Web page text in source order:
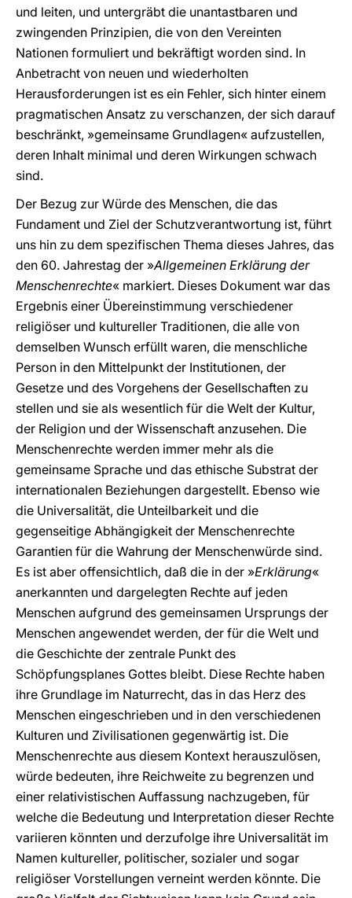
und leiten, und untergräbt die unantastbaren und
zwingenden Prinzipien, die von den Vereinten
Nationen formuliert und bekräftigt worden sind. In
Anbetracht von neuen und wiederholten
Herausforderungen ist es ein Fehler, sich hinter einem
pragmatischen Ansatz zu verschanzen, der sich darauf
beschränkt, »gemeinsame Grundlagen« aufzustellen,
deren Inhalt minimal und deren Wirkungen schwach
sind.
Der Bezug zur Würde des Menschen, die das
Fundament und Ziel der Schutzverantwortung ist, führt
uns hin zu dem spezifischen Thema dieses Jahres, das
den 60. Jahrestag der »Allgemeinen Erklärung der
Menschenrechte« markiert. Dieses Dokument war das
Ergebnis einer Übereinstimmung verschiedener
religiöser und kultureller Traditionen, die alle von
demselben Wunsch erfüllt waren, die menschliche
Person in den Mittelpunkt der Institutionen, der
Gesetze und des Vorgehens der Gesellschaften zu
stellen und sie als wesentlich für die Welt der Kultur,
der Religion und der Wissenschaft anzusehen. Die
Menschenrechte werden immer mehr als die
gemeinsame Sprache und das ethische Substrat der
internationalen Beziehungen dargestellt. Ebenso wie
die Universalität, die Unteilbarkeit und die
gegenseitige Abhängigkeit der Menschenrechte
Garantien für die Wahrung der Menschenwürde sind.
Es ist aber offensichtlich, daß die in der »Erklärung«
anerkannten und dargelegten Rechte auf jeden
Menschen aufgrund des gemeinsamen Ursprungs der
Menschen angewendet werden, der für die Welt und
die Geschichte der zentrale Punkt des
Schöpfungsplanes Gottes bleibt. Diese Rechte haben
ihre Grundlage im Naturrecht, das in das Herz des
Menschen eingeschrieben und in den verschiedenen
Kulturen und Zivilisationen gegenwärtig ist. Die
Menschenrechte aus diesem Kontext herauszulösen,
würde bedeuten, ihre Reichweite zu begrenzen und
einer relativistischen Auffassung nachzugeben, für
welche die Bedeutung und Interpretation dieser Rechte
variieren könnten und derzufolge ihre Universalität im
Namen kultureller, politischer, sozialer und sogar
religiöser Vorstellungen verneint werden könnte. Die